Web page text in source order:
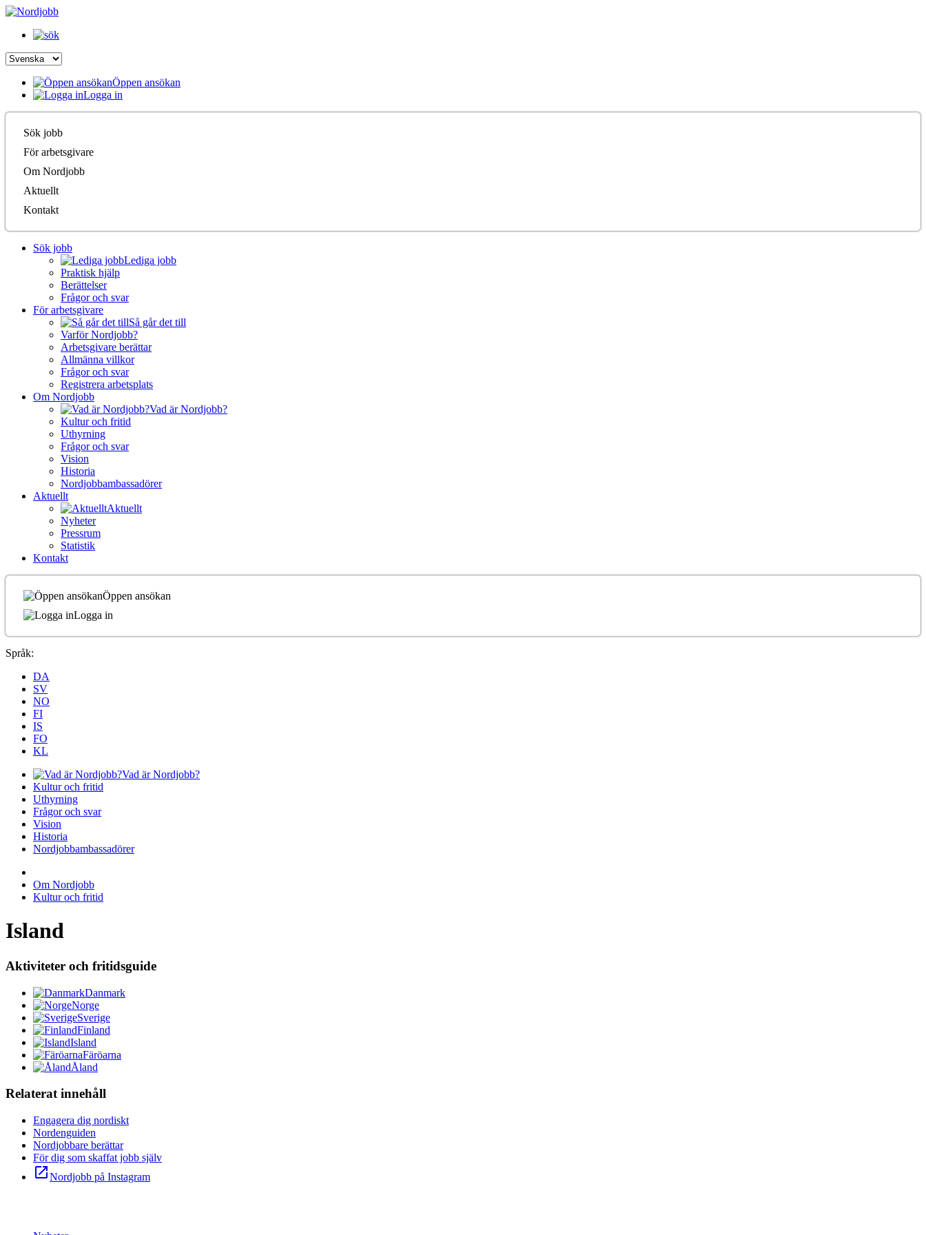
Öppen ansökan
Logga in
Sök jobb
För arbetsgivare
Om Nordjobb
Aktuellt
Kontakt
Sök jobb
Lediga jobb
Praktisk hjälp
Berättelser
Frågor och svar
För arbetsgivare
Så går det till
Varför Nordjobb?
Arbetsgivare berättar
Allmänna villkor
Frågor och svar
Registrera arbetsplats
Om Nordjobb
Vad är Nordjobb?
Kultur och fritid
Uthyrning
Frågor och svar
Vision
Historia
Nordjobbambassadörer
Aktuellt
Aktuellt
Nyheter
Pressrum
Statistik
Kontakt
Öppen ansökan
Logga in
Språk:
DA
SV
NO
FI
IS
FO
KL
Vad är Nordjobb?
Kultur och fritid
Uthyrning
Frågor och svar
Vision
Historia
Nordjobbambassadörer
Om Nordjobb
Kultur och fritid
Island
Aktiviteter och fritidsguide
Danmark
Norge
Sverige
Finland
Island
Färöarna
Åland
Relaterat innehåll
Engagera dig nordiskt
Nordenguiden
Nordjobbare berättar
För dig som skaffat jobb själv
open_in_newNordjobb på Instagram